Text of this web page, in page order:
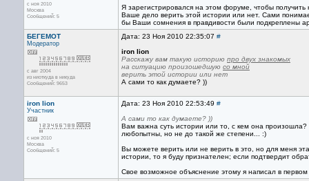
с ноя 2010
Москва
Сообщений: 5
Я зарегистрировался на этом форуме, чтобы
Ваше дело верить этой истории или нет. Сами
бы Ваши сомнения в правдивости были подкреплены
БЕГЕМОТ
Модератор
с авг 2004
из ниоткуда в никуда
Сообщений: 9653
Дата: 23 Ноя 2010 22:35:07 #
iron lion
Расскажу вам такую историю про двух знакомых
на ситуацию произошедшую со мной
верить этой истории или нет
А сами то как думаете? ))
iron lion
Участник
с ноя 2010
Москва
Сообщений: 5
Дата: 23 Ноя 2010 22:53:49 #
А сами то как думаете? ))
Вам важна суть истории или то, с кем она
любопытны, но не до такой же степени... :)
Вы можете верить или не верить в это, но для меня
истории, то я буду признателен; если подтвердит
Свое возможное объяснение этому я написал в